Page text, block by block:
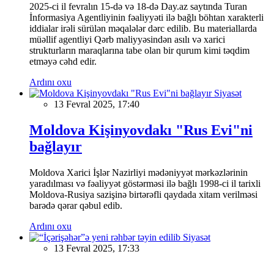
2025-ci il fevralın 15-də və 18-də Day.az saytında Turan
İnformasiya Agentliyinin fəaliyyəti ilə bağlı böhtan xarakterli
iddialar irəli sürülən məqalələr dərc edilib. Bu materiallarda
müəllif agentliyi Qərb maliyyəsindən asılı və xarici
strukturların maraqlarına tabe olan bir qurum kimi təqdim
etməyə cəhd edir.
Ardını oxu
Siyasət
13 Fevral 2025, 17:40
Moldova Kişinyovdakı "Rus Evi"ni
bağlayır
Moldova Xarici İşlər Nazirliyi mədəniyyət mərkəzlərinin
yaradılması və fəaliyyət göstərməsi ilə bağlı 1998-ci il tarixli
Moldova-Rusiya sazişinə birtərəfli qaydada xitam verilməsi
barədə qərar qəbul edib.
Ardını oxu
Siyasət
13 Fevral 2025, 17:33